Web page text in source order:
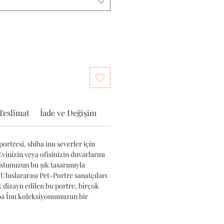
İade ve Değişim
shiba inu severler için
veya ofisinizin duvarlarını
bu şık tasarımıyla
Pet-Portre sanatçıları
dizayn edilen bu portre, birçok
İnu koleksiyonumuzun bir